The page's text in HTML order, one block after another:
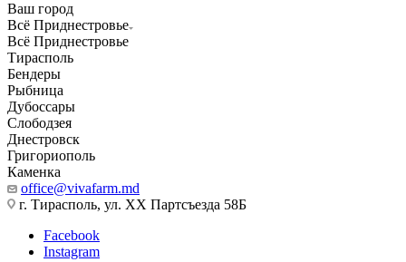
Ваш город
Всё Приднестровье
Всё Приднестровье
Тирасполь
Бендеры
Рыбница
Дубоссары
Слободзея
Днестровск
Григориополь
Каменка
office@vivafarm.md
г. Тирасполь, ул. ХХ Партсъезда 58Б
Facebook
Instagram